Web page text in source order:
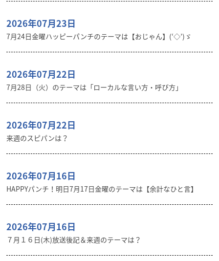
2026年07月23日
7月24日金曜ハッピーパンチのテーマは【おじゃん】(‘◇’)ゞ
2026年07月22日
7月28日（火）のテーマは「ローカルな言い方・呼び方」
2026年07月22日
来週のスピパンは？
2026年07月16日
HAPPYパンチ！明日7月17日金曜のテーマは【余計なひと言】
2026年07月16日
７月１６日(木)放送後記＆来週のテーマは？